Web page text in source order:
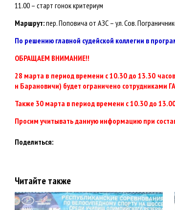
11.00 – старт гонок критериум
Маршрут:пер. Поповича от АЗС – ул. Сов.
По решению главной судейской коллегии в
ОБРАЩАЕМ ВНИМАНИЕ!!
28 марта в период времени с 10.30 до 13.30
н Барановичи) будет ограничено сотрудниками
Также 30 марта в период времени с 10.30 до
Просим учитывать данную информацию при
Поделиться:
Читайте также